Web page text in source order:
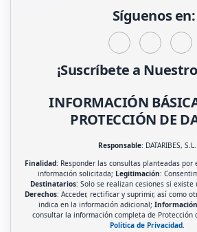
Síguenos en:
¡Suscríbete a
INFORMACIÓN
PROTECCIÓN DE
Responsable: DATARIBES, S.L.
Finalidad: Responder las consultas planteadas por
información solicitada; Legitimación:
Destinatarios: Solo se realizan cesiones si existe
Derechos: Acceder, rectificar y suprimir, así como
indica en la información adicional;
consultar la información completa de Protección
Política de Privacidad